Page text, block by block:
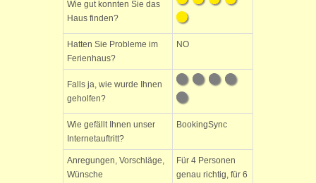
Wie gut konnten Sie das
Haus finden?
Hatten Sie Probleme im
Ferienhaus?
NO
Falls ja, wie wurde Ihnen
geholfen?
Wie gefällt Ihnen unser
Internetauftritt?
BookingSync
Anregungen, Vorschläge,
Wünsche
Für 4 Personen
genau richtig, für 6